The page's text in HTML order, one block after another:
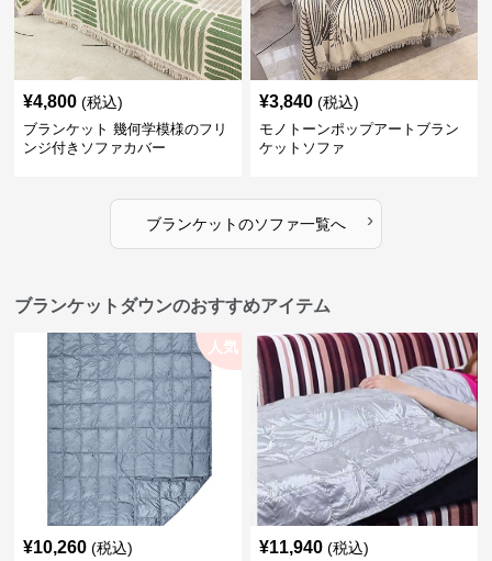
¥4,800 (税込)
ブランケット 幾何学模様のフリ
ンジ付きソファカバー
¥3,840 (税込)
モノトーンポップアートブラン
ケットソファ
ブランケットのソファ一覧へ ›
ブランケットダウンのおすすめアイテム
人気
¥10,260 (税込) ¥11,940 (税込)